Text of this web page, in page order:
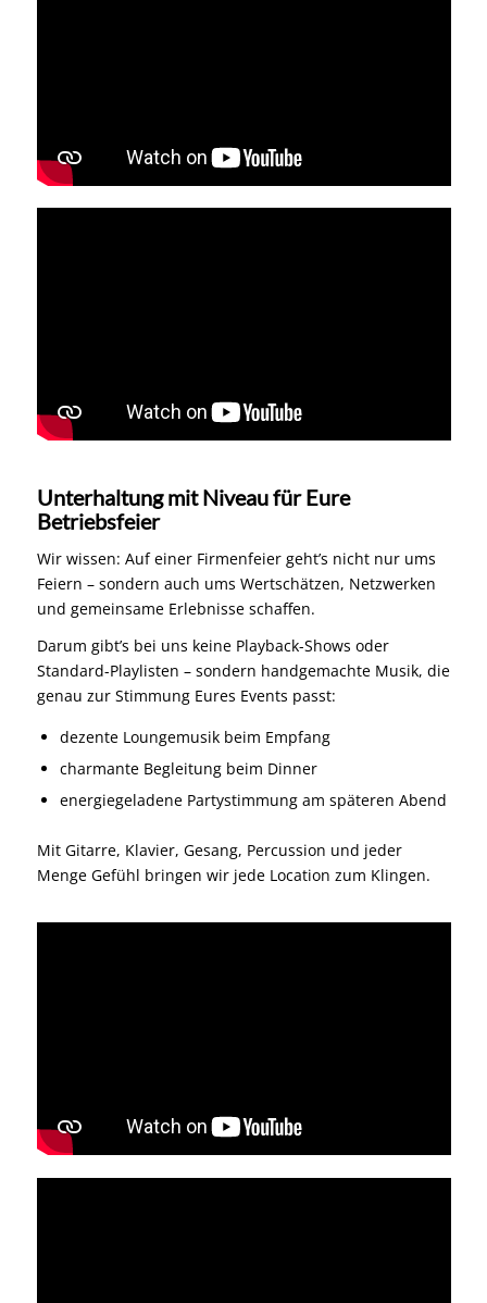
Unterhaltung mit Niveau für Eure
Betriebsfeier
Wir wissen: Auf einer Firmenfeier geht’s nicht nur ums
Feiern – sondern auch ums Wertschätzen, Netzwerken
und gemeinsame Erlebnisse schaffen.
Darum gibt’s bei uns keine Playback-Shows oder
Standard-Playlisten – sondern handgemachte Musik, die
genau zur Stimmung Eures Events passt:
dezente Loungemusik beim Empfang
charmante Begleitung beim Dinner
energiegeladene Partystimmung am späteren Abend
Mit Gitarre, Klavier, Gesang, Percussion und jeder
Menge Gefühl bringen wir jede Location zum Klingen.